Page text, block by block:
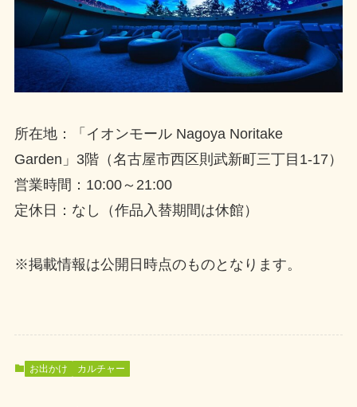
所在地：「イオンモール Nagoya Noritake
Garden」3階（名古屋市西区則武新町三丁目1-17）
営業時間：10:00～21:00
定休日：なし（作品入替期間は休館）
※掲載情報は公開日時点のものとなります。
お出かけ カルチャー